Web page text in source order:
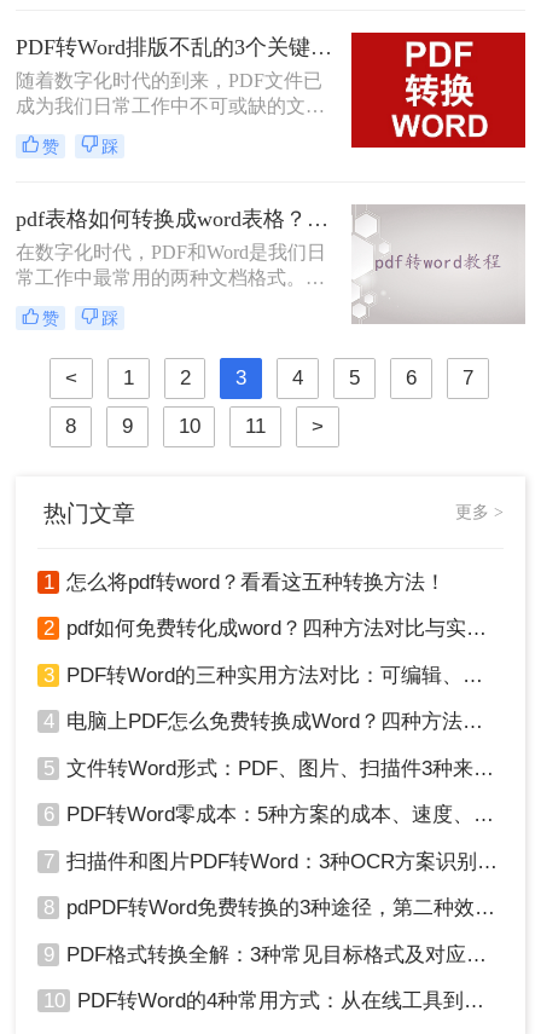
本文将介绍几种快速将PDF文件转换
为Word文档的方法，帮助您轻松应对
这一需求。
PDF转Word排版不乱的3个关键设置，第一步很多人就错了！
随着数字化时代的到来，PDF文件已
成为我们日常工作中不可或缺的文档
格式。然而，有时我们需要对PDF中
的内容进行编辑和修改，这就需要将
介绍三种怎样把pdf转换成word的方
法，帮助您更好地完成这项任务。
赞 踩
pdf表格如何转换成word表格？三种简单高效的方法！
在数字化时代，PDF和Word是我们日
常工作中最常用的两种文档格式。然
而，它们之间的转换并不总是那么简
单。特别是当我们需要将PDF中的表
格导入到Word中时，往往需要花费大
量时间和精力。那么pdf表格如何转换
成word表格呢？本文将详细介绍三种
将PDF表格转换为Word表格的方法，
赞 踩
< 1 2 3 4 5 6 7
8 9 10 11 >
热门文章 更多 >
1 怎么将pdf转word？看看这五种转换方法！
2 pdf如何免费转化成word？四种方法对比与实操指南（附详细表格）
3 PDF转Word的三种实用方法对比：可编辑、保格式、避风险！
4 电脑上PDF怎么免费转换成Word？四种方法对比与实操指南（附详细表格）!
5 文件转Word形式：PDF、图片、扫描件3种来源分别怎么处理！
6 PDF转Word零成本：5种方案的成本、速度、精度对比！
7 扫描件和图片PDF转Word：3种OCR方案识别率实测！
8 pdPDF转Word免费转换的3种途径，第二种效率最高！
9 PDF格式转换全解：3种常见目标格式及对应操作方法！
10 PDF转Word的4种常用方式：从在线工具到桌面软件全梳理！